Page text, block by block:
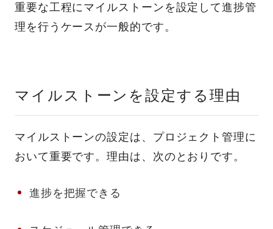
重要な工程にマイルストーンを設定して進捗管
理を行うケースが一般的です。
マイルストーンを設定する理由
マイルストーンの設定は、プロジェクト管理に
おいて重要です。理由は、次のとおりです。
進捗を把握できる